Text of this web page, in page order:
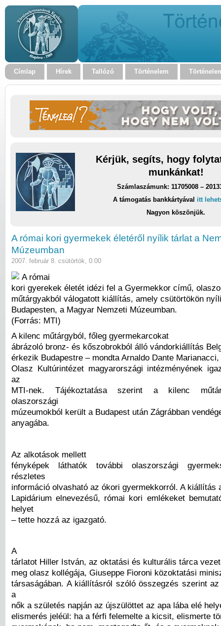
Címlap Hírek Tallózó Történelem
Kérjük, segíts, hogy
munkánkat!
Számlaszámunk: 11705008 –
A támogatás bankkártyával itt
Nagyon köszönjük.
A római kori gyermekek életéről nyílik tárlat a
Múzeumban
2007. február 8. csütörtök, 0:00
A római
kori gyerekek életét idézi fel a Gyermekkor című,
műtárgyakból válogatott kiállítás, amely csütörtökön
Budapesten, a Magyar Nemzeti Múzeumban.
(Forrás: MTI)
A kilenc műtárgyból, főleg gyermekarcokat
ábrázoló bronz- és kőszobrokból álló vándorkiállítás
érkezik Budapestre – mondta Arnaldo Dante
Olasz Kultúrintézet magyarországi intézményének
az
MTI-nek. Tájékoztatása szerint a kilenc
olaszországi
múzeumokból került a Budapest után Zágrábban
anyagába.
Az alkotások mellett
fényképek láthatók további olaszországi
részletes
információ olvasható az ókori gyermekkorról. A kiállítás
Lapidárium elnevezésű, római kori emlékeket
helyet
– tette hozzá az igazgató.
A
tárlatot Hiller István, az oktatási és kulturális tárca
meg olasz kollégája, Giuseppe Fioroni közoktatási
társaságában. A kiállításról szóló összegzés szerint
a
nők a születés napján az újszülöttet az apa lába elé
elismerés jeléül: ha a férfi felemelte a kicsit, elismerte